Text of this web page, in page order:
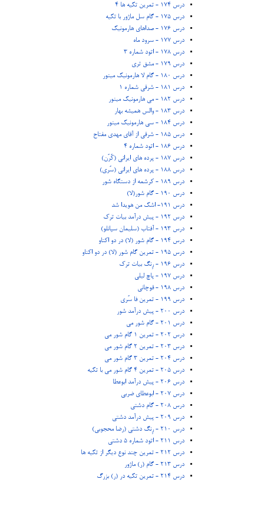
درس 174 - تمرین تکیه ها 4
درس 175 - گام سل ماژور با تکیه
درس 176 - صداهای هارمونیک
درس 177 - سرود ماه
درس 178 - اتود شماره 3
درس 179 - مشق تری
درس 180 - گام لا هارمونیک مینور
درس 181 - شرقی شماره 1
درس 182 - می هارمونیک مینور
درس 183 - والس همیشه بهار
درس 184 - سی هارمونیک مینور
درس 185 - شرقی از آقای مهدی مفتاح
درس 186 - اتود شماره 4
درس 187 - پرده های ایرانی (کُرُن)
درس 188 - پرده های ایرانی (سُری)
درس 189 - کرشمه از دستگاه شور
درس 190 - گام شور(لا)
درس 191- اشک من هویدا شد
درس 192 - پیش درآمد بیات ترک
درس 193 - آفتاب (سلیمان سپانلو)
درس 194 - گام شور (لا) در دو اکتاو
درس 195 - تمرین گام شور (لا) در دو اکتاو
درس 196 - رِنگ بیات ترک
درس 197 - پاچ لیلی
درس 198 - قوچانی
درس 199 - تمرین فا سُری
درس 200 - پیش درآمد شور
درس 201 - گام شور می
درس 202 - تمرین 1 گام شور می
درس 203 - تمرین 2 گام شور می
درس 204 - تمرین 3 گام شور می
درس 205 - تمرین 4 گام شور می با تکیه
درس 206 - پیش درآمد ابوعطا
درس 207 - ابوعطای ضربی
درس 208 - گام دشتی
درس 209 - پیش درآمد دشتی
درس 210 - رِنگ دشتی (رضا محجوبی)
درس 211 - اتود شماره 5 دشتی
درس 212 - تمرین چند نوع دیگر از تکیه ها
درس 213 - گام (ر) ماژور
درس 214 - تمرین تکیه در (ر) بزرگ